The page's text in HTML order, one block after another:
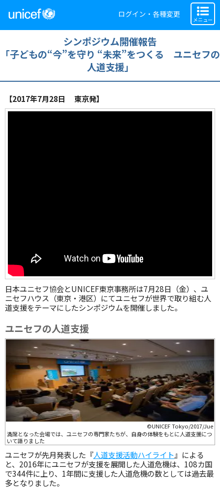
ログイン・各種変更
メニュー
シンポジウム開催報告
「子どもの“今”を守り “未来”をつくる ユニセフの
人道支援」
【2017年7月28日 東京発】
日本ユニセフ協会とUNICEF東京事務所は7月28日（金）、ユ
ニセフハウス（東京・港区）にてユニセフが世界で取り組む人
道支援をテーマにしたシンポジウムを開催しました。
ユニセフの人道支援
©UNICEF Tokyo/2017/Jue
満席となった会場では、ユニセフの専門家たちが、自身の体験をもとに人道支援につ
いて語りました
ユニセフが先月発表した『人道支援活動ハイライト 』による
と、2016年にユニセフが支援を展開した人道危機は、108カ国
で344件に上り、1年間に支援した人道危機の数としては過去最
多となりました。